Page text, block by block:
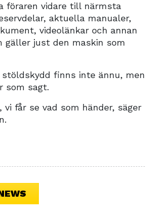
föraren vidare till närmsta
aktuella manualer,
videolänkar och annan
gäller just den maskin som
stöldskydd finns inte ännu, men
som sagt.
får se vad som händer, säger